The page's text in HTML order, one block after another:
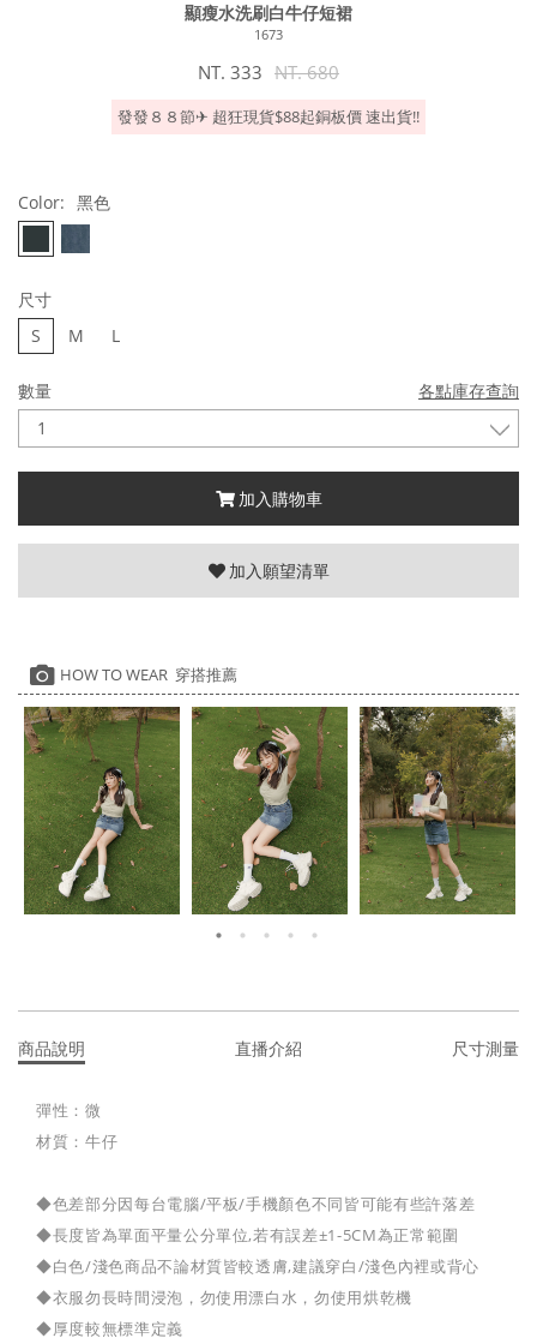
顯瘦水洗刷白牛仔短裙
1673
NT. 333 NT. 680
發發８８節✈︎ 超狂現貨$88起銅板價 速出貨!!
Color: 黑色
尺寸
S
M L
數量 各點庫存查詢
加入購物車
加入願望清單
HOW TO WEAR 穿搭推薦
商品說明 直播介紹 尺寸測量
彈性：微
材質：牛仔
◆色差部分因每台電腦/平板/手機顏色不同皆可能有些許落差
◆長度皆為單面平量公分單位,若有誤差±1-5CM為正常範圍
◆白色/淺色商品不論材質皆較透膚,建議穿白/淺色內裡或背心
◆衣服勿長時間浸泡，勿使用漂白水，勿使用烘乾機
◆厚度較無標準定義